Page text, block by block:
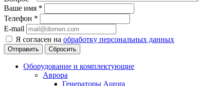
Ваше имя *
Телефон *
E-mail
Я согласен на обработку персональных данных
Сбросить
Оборудование и комплектующие
Аврора
Генераторы Aurora